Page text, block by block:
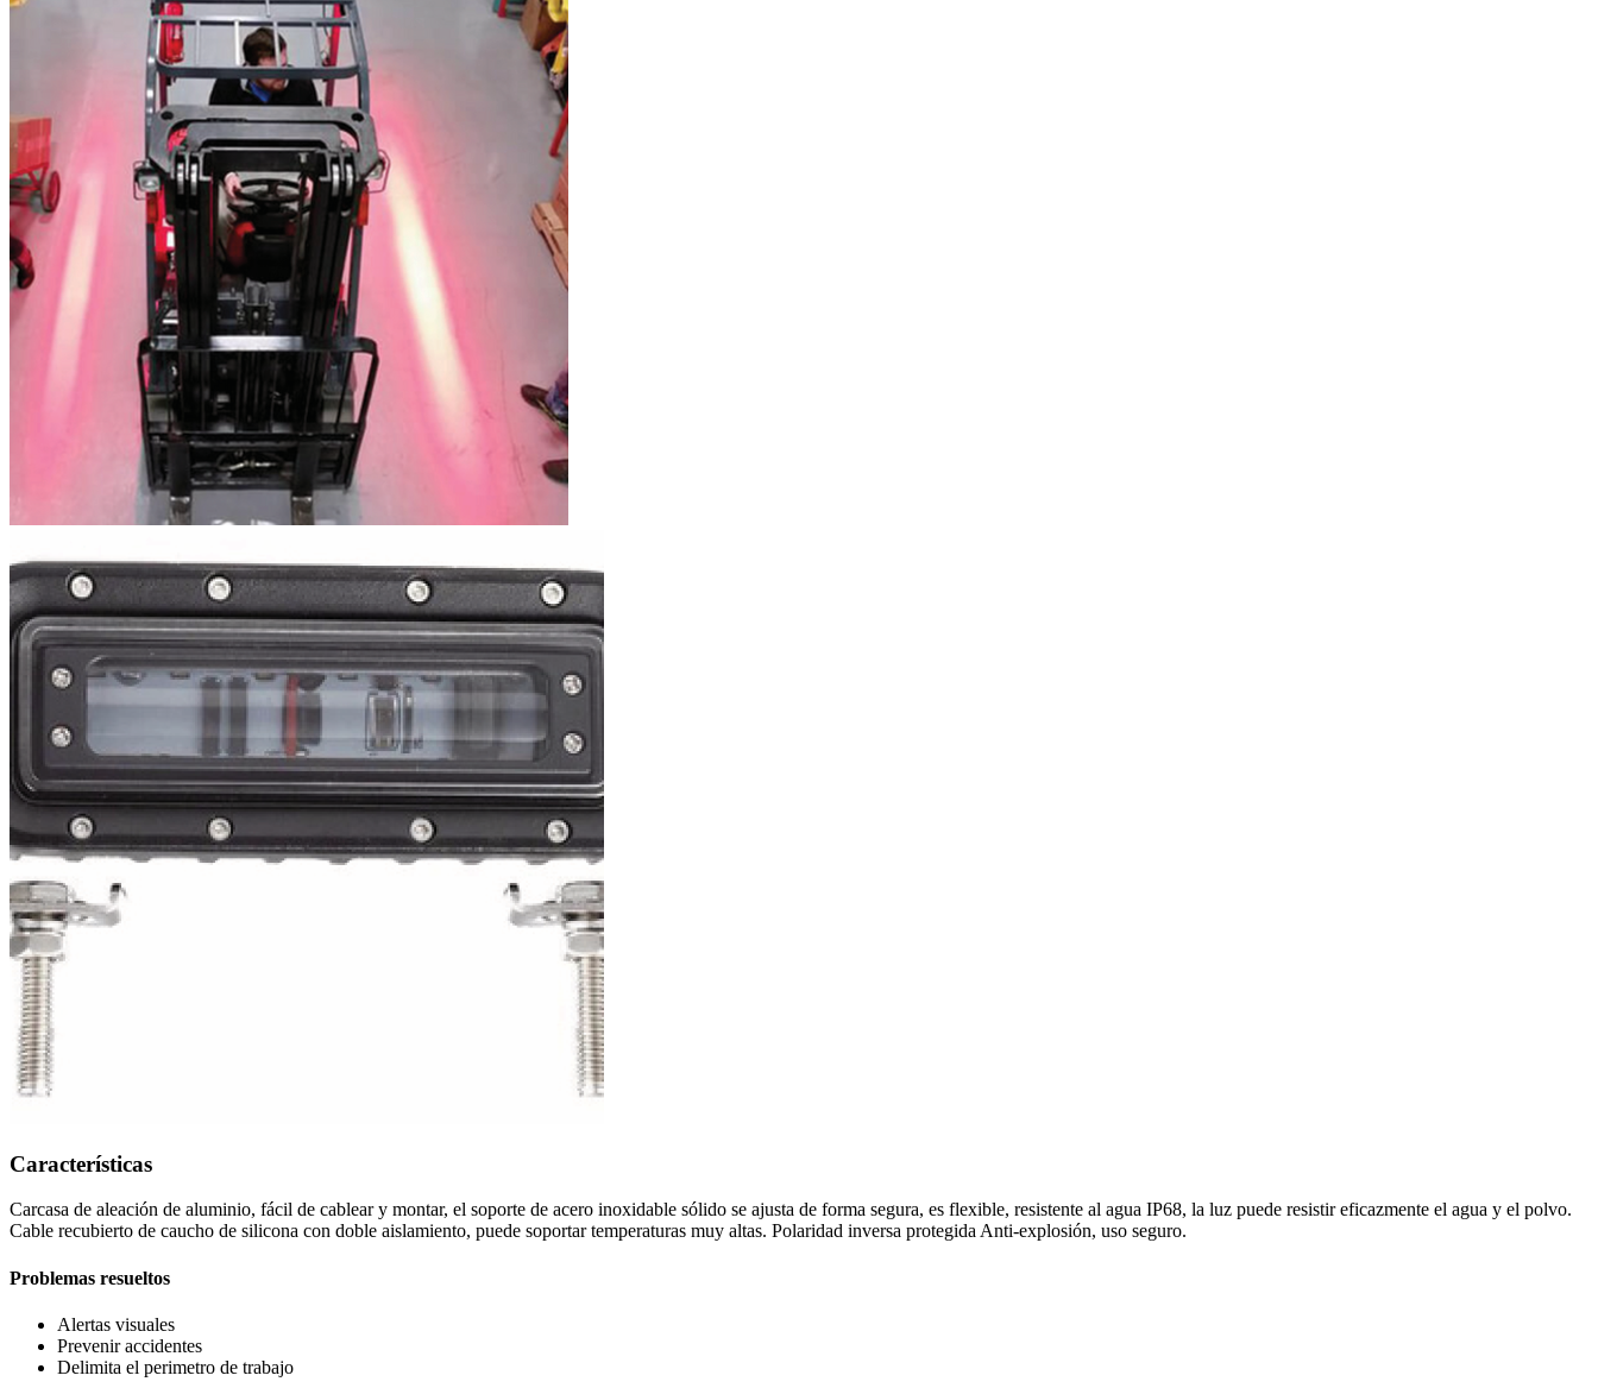
Características
Carcasa de aleación de aluminio, fácil de cablear y montar, el soporte de acero inoxidable sólido se ajusta de forma segura, es flexible, resistente al agua IP68, la luz puede resistir eficazmente el agua y el polvo.
Cable recubierto de caucho de silicona con doble aislamiento, puede soportar temperaturas muy altas. Polaridad inversa protegida Anti-explosión, uso seguro.
Problemas resueltos
Alertas visuales
Prevenir accidentes
Delimita el perimetro de trabajo